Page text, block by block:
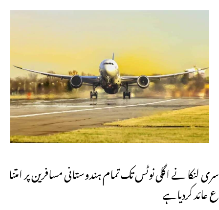
سری لنکا نے اگلی نوٹس تک تمام ہندوستانی مسافرین پر امتنا
ع عائد کردیاہے